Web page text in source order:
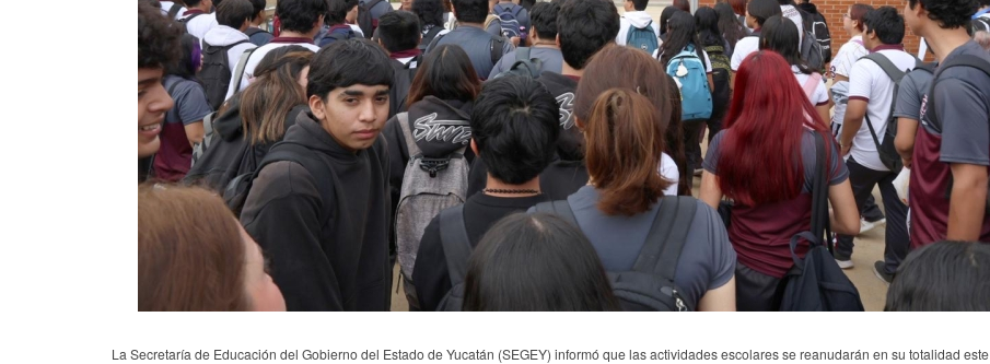
La Secretaría de Educación del Gobierno del Estado de Yucatán (SEGEY) informó que las actividades escolares se reanudarán en su totalidad este